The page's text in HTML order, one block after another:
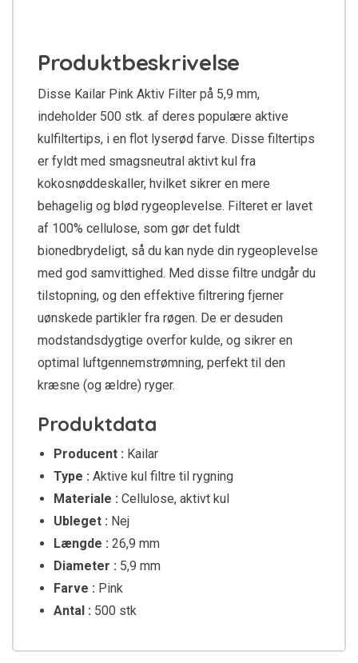
Produktbeskrivelse
Disse Kailar Pink Aktiv Filter på 5,9 mm,
indeholder 500 stk. af deres populære aktive
kulfiltertips, i en flot lyserød farve. Disse filtertips
er fyldt med smagsneutral aktivt kul fra
kokosnøddeskaller, hvilket sikrer en mere
behagelig og blød rygeoplevelse. Filteret er lavet
af 100% cellulose, som gør det fuldt
bionedbrydeligt, så du kan nyde din rygeoplevelse
med god samvittighed. Med disse filtre undgår du
tilstopning, og den effektive filtrering fjerner
uønskede partikler fra røgen. De er desuden
modstandsdygtige overfor kulde, og sikrer en
optimal luftgennemstrømning, perfekt til den
kræsne (og ældre) ryger.
Produktdata
Producent : Kailar
Type : Aktive kul filtre til rygning
Materiale : Cellulose, aktivt kul
Ubleget : Nej
Længde : 26,9 mm
Diameter : 5,9 mm
Farve : Pink
Antal : 500 stk